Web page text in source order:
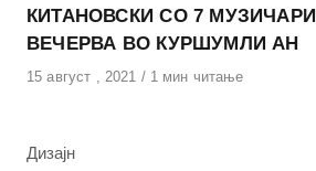
КИТАНОВСКИ СО 7 МУЗИЧАРИ
ВЕЧЕРВА ВО КУРШУМЛИ АН
Објавено
15 август , 2021 1 мин читање
КАтегорија
Дизајн